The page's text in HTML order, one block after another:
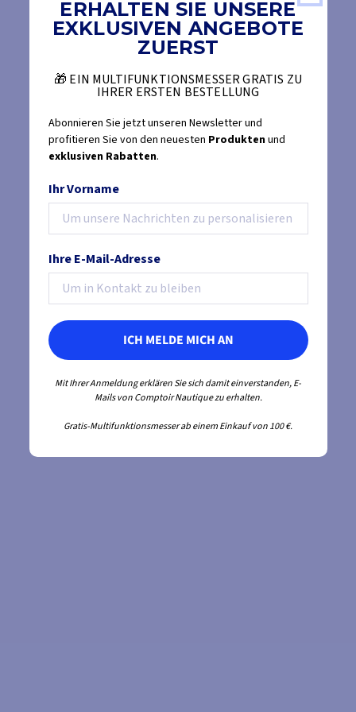
ERHALTEN SIE UNSERE
EXKLUSIVEN ANGEBOTE
ZUERST
🎁 EIN MULTIFUNKTIONSMESSER GRATIS ZU
IHRER ERSTEN BESTELLUNG
Abonnieren Sie jetzt unseren Newsletter und
profitieren Sie von den neuesten Produktenund
exklusiven Rabatten.
Ihr Vorname
Ihre E-Mail-Adresse
ICH MELDE MICH AN
Mit Ihrer Anmeldung erklären Sie sich damit einverstanden, E-
Mails von Comptoir Nautique zu erhalten.
Gratis-Multifunktionsmesser ab einem Einkauf von 100 €.